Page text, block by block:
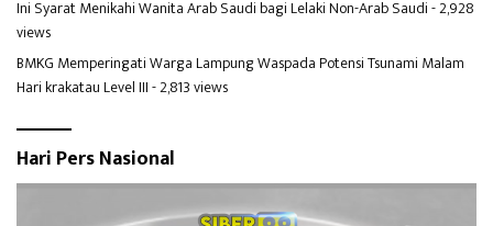
Ini Syarat Menikahi Wanita Arab Saudi bagi Lelaki Non-Arab Saudi- 2,928
views
BMKG Memperingati Warga Lampung Waspada Potensi Tsunami Malam
Hari krakatau Level III- 2,813 views
Hari Pers Nasional